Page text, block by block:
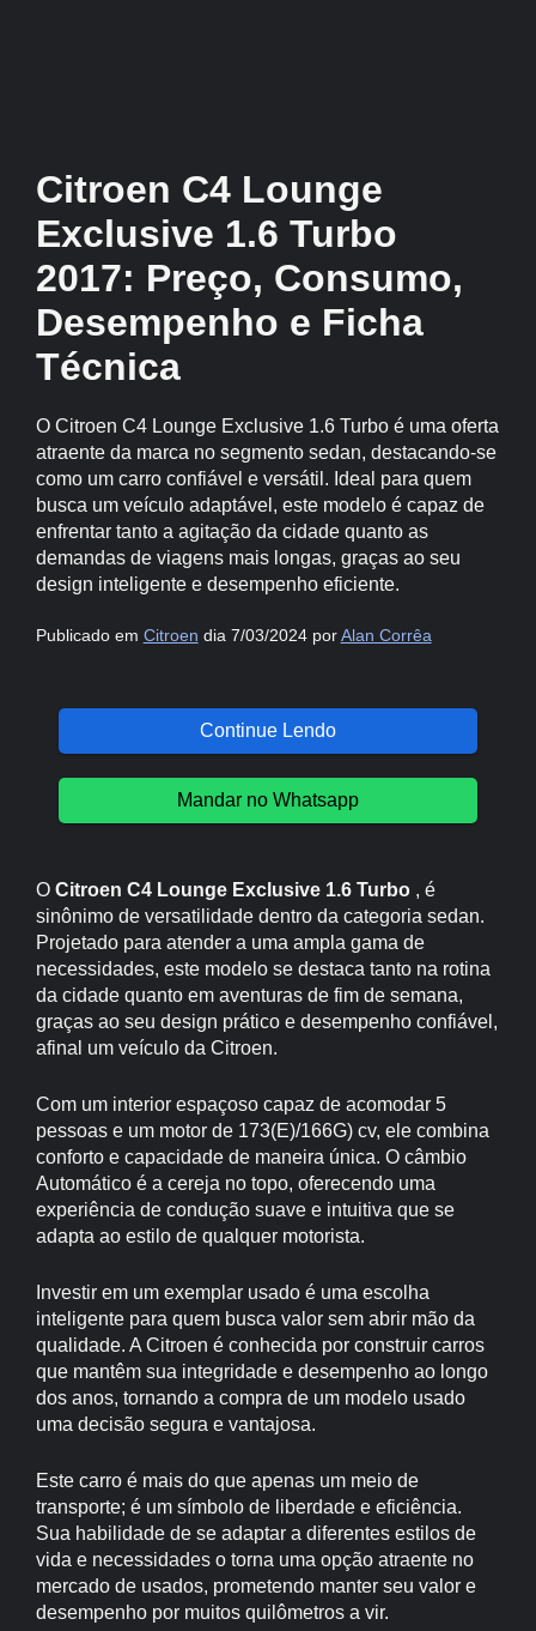
Citroen C4 Lounge
Exclusive 1.6 Turbo
2017: Preço, Consumo,
Desempenho e Ficha
Técnica
O Citroen C4 Lounge Exclusive 1.6 Turbo é uma oferta
atraente da marca no segmento sedan, destacando-se
como um carro confiável e versátil. Ideal para quem
busca um veículo adaptável, este modelo é capaz de
enfrentar tanto a agitação da cidade quanto as
demandas de viagens mais longas, graças ao seu
design inteligente e desempenho eficiente.
Publicado em Citroen dia 7/03/2024 porAlan Corrêa
Continue Lendo
Mandar no Whatsapp
O Citroen C4 Lounge Exclusive 1.6 Turbo , é
sinônimo de versatilidade dentro da categoria sedan.
Projetado para atender a uma ampla gama de
necessidades, este modelo se destaca tanto na rotina
da cidade quanto em aventuras de fim de semana,
graças ao seu design prático e desempenho confiável,
afinal um veículo da Citroen.
Com um interior espaçoso capaz de acomodar 5
pessoas e um motor de 173(E)/166G) cv, ele combina
conforto e capacidade de maneira única. O câmbio
Automático é a cereja no topo, oferecendo uma
experiência de condução suave e intuitiva que se
adapta ao estilo de qualquer motorista.
Investir em um exemplar usado é uma escolha
inteligente para quem busca valor sem abrir mão da
qualidade. A Citroen é conhecida por construir carros
que mantêm sua integridade e desempenho ao longo
dos anos, tornando a compra de um modelo usado
uma decisão segura e vantajosa.
Este carro é mais do que apenas um meio de
transporte; é um símbolo de liberdade e eficiência.
Sua habilidade de se adaptar a diferentes estilos de
vida e necessidades o torna uma opção atraente no
mercado de usados, prometendo manter seu valor e
desempenho por muitos quilômetros a vir.